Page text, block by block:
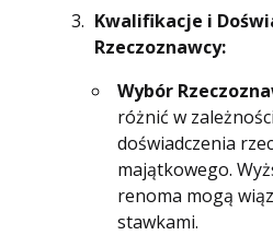
Kwalifikacje i
Rzeczoznawcy:
Wybór
różnić w
doświadczenia
majątkowego.
renoma mogą
stawkami.